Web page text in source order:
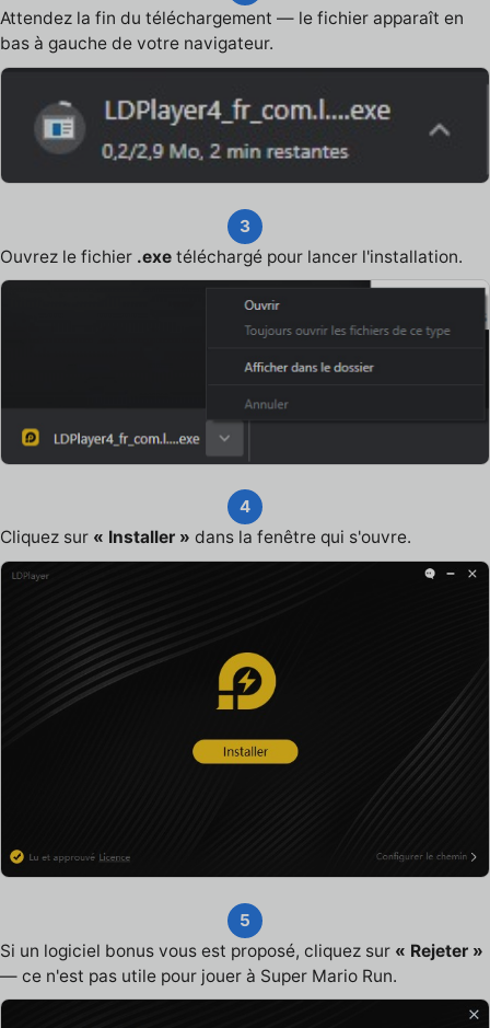
Attendez la fin du téléchargement — le fichier apparaît en
bas à gauche de votre navigateur.
3
Ouvrez le fichier .exe téléchargé pour lancer l'installation.
4
Cliquez sur « Installer » dans la fenêtre qui s'ouvre.
5
Si un logiciel bonus vous est proposé, cliquez sur « Rejeter »
— ce n'est pas utile pour jouer à Super Mario Run.